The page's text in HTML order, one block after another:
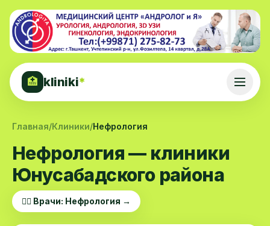
🏥 kliniki*
Главная/Клиники/Нефрология
Нефрология — клиники
Юнусабадского района
👨‍⚕️ Врачи: Нефрология →